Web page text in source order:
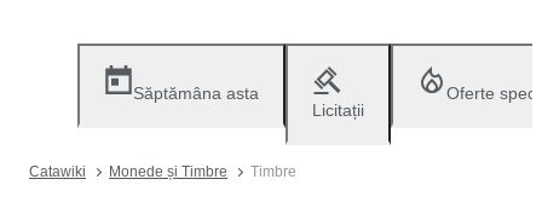
Săptămâna asta
Licitații
Oferte
Catawiki Monede și Timbre Timbre